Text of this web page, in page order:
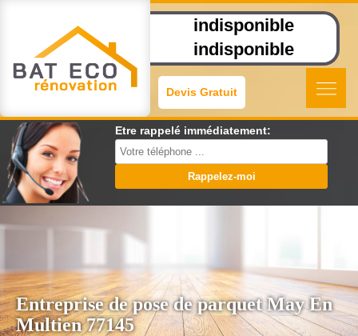
indisponible
indisponible
Devis Gratuit
Etre rappelé immédiatement:
Entreprise de pose de parquet May En
Multien 77145